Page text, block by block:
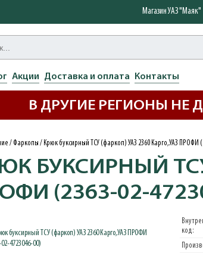
Магазин УАЗ "Маяк"
Акции Доставка и оплата Контакты
В ДРУГИЕ РЕГИОНЫ НЕ
/ Фаркопы / Крюк буксирный ТСУ (фаркоп) УАЗ 2360 Карго,УАЗ ПРОФИ
БУКСИРНЫЙ
(2363-02-
код: